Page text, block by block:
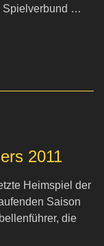
Spielverbund …
2011
Heimspiel der
Saison
die